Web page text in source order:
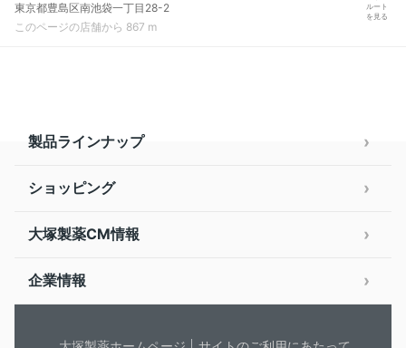
東京都豊島区南池袋一丁目28-2
このページの店舗から 867 m
ルート
を見る
製品ラインナップ
ショッピング
大塚製薬CM情報
企業情報